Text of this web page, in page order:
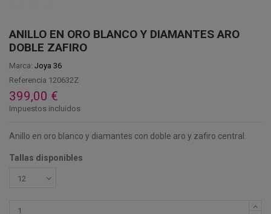
ANILLO EN ORO BLANCO Y DIAMANTES ARO
DOBLE ZAFIRO
Marca: Joya 36
Referencia 120632Z
399,00 €
Impuestos incluidos
Anillo en oro blanco y diamantes con doble aro y zafiro central.
Tallas disponibles